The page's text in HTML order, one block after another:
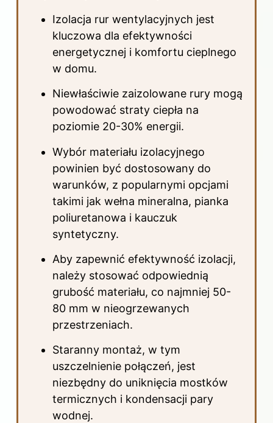
Izolacja rur wentylacyjnych jest
kluczowa dla efektywności
energetycznej i komfortu cieplnego
w domu.
Niewłaściwie zaizolowane rury mogą
powodować straty ciepła na
poziomie 20-30% energii.
Wybór materiału izolacyjnego
powinien być dostosowany do
warunków, z popularnymi opcjami
takimi jak wełna mineralna, pianka
poliuretanowa i kauczuk
syntetyczny.
Aby zapewnić efektywność izolacji,
należy stosować odpowiednią
grubość materiału, co najmniej 50-
80 mm w nieogrzewanych
przestrzeniach.
Staranny montaż, w tym
uszczelnienie połączeń, jest
niezbędny do uniknięcia mostków
termicznych i kondensacji pary
wodnej.